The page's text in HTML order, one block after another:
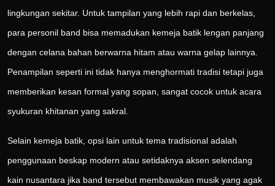
lingkungan sekitar. Untuk tampilan yang lebih rapi dan berkelas,
para personil band bisa memadukan kemeja batik lengan panjang
dengan celana bahan berwarna hitam atau warna gelap lainnya.
Penampilan seperti ini tidak hanya menghormati tradisi tetapi juga
memberikan kesan formal yang sopan, sangat cocok untuk acara
syukuran khitanan yang sakral.
Selain kemeja batik, opsi lain untuk tema tradisional adalah
penggunaan beskap modern atau setidaknya aksen selendang
kain nusantara jika band tersebut membawakan musik yang agak